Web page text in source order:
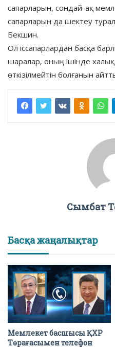
сапарларын, сондай-ақ
сапарларын да шектеу
Бекшин.
Ол іссапарлардан басқа
шаралар, оның ішінде
өткізілмейтін болғанын
Сымбат
Басқа жаңалықтар
Мемлекет басшысы ҚХР
Төрағасымен телефон